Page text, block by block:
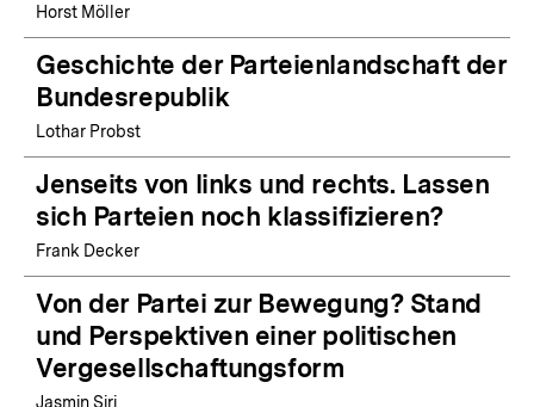
Horst Möller
Geschichte der Parteienlandschaft der
Bundesrepublik
Lothar Probst
Jenseits von links und rechts. Lassen
sich Parteien noch klassifizieren?
Frank Decker
Von der Partei zur Bewegung? Stand
und Perspektiven einer politischen
Vergesellschaftungsform
Jasmin Siri